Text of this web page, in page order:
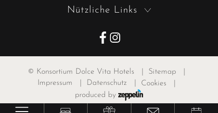
Nützliche Links
© Konsortium Dolce Vita Hotels Sitemap
Impressum
Datenschutz Cookies
produced by